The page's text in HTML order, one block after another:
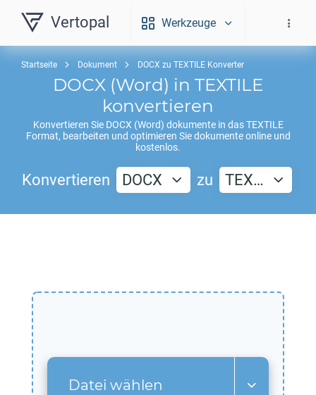
Vertopal Werkzeuge
Startseite Dokument DOCX zu TEXTILE Konverter
DOCX (Word) in TEXTILE
konvertieren
Konvertieren Sie DOCX (Word) dokumente in dasTEXTILE
Format, bearbeiten und optimieren Sie dokumente online und
kostenlos.
Konvertieren DOCX zu TEX…
Datei wählen